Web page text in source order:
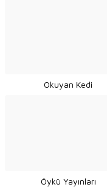
Okuyan Kedi
Öykü Yayınları